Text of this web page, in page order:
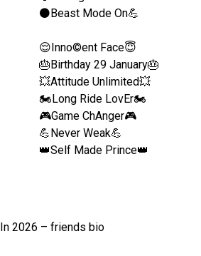
⚫️Beast Mode On💪
😌Inno©ent Face😇
🎂Birthday 29 January🎂
💥Attitude Unlimited💥
🏍Long Ride LovEr🏍
🎮Game ChAnger🎮
💪Never Weak💪
👑Self Made Prince👑